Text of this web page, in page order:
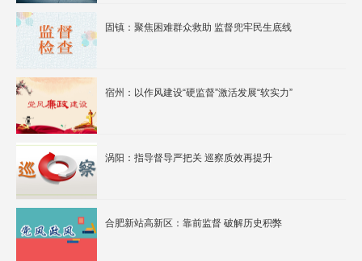
固镇：聚焦困难群众救助 监督兜牢民生底线
宿州：以作风建设“硬监督”激活发展“软实力”
涡阳：指导督导严把关 巡察质效再提升
合肥新站高新区：靠前监督 破解历史积弊